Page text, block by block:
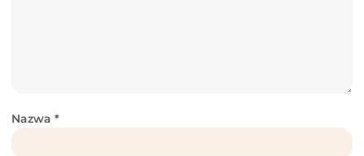
Nazwa *